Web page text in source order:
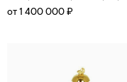
от 1 400 000 ₽